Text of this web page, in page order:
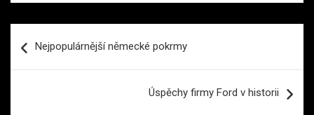
proNejpopulárnější německé pokrmy
Úspěchy firmy Ford v historii